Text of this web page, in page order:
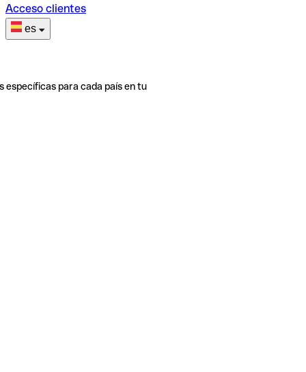
Acceso clientes
es
específicas para cada país en tu